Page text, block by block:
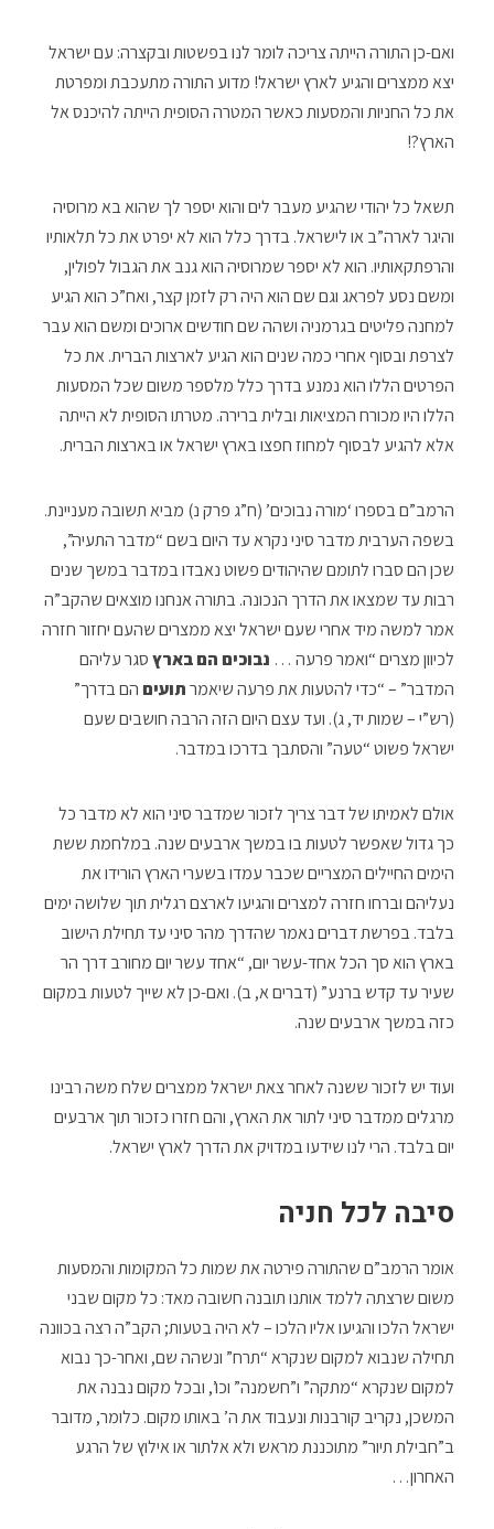
ואם-כן התורה הייתה צריכה לומר לנו בפשטות ובקצרה: עם ישראל
יצא ממצרים והגיע לארץ ישראל! מדוע התורה מתעכבת ומפרטת
את כל החניות והמסעות כאשר המטרה הסופית הייתה להיכנס אל
הארץ?!
תשאל כל יהודי שהגיע מעבר לים והוא יספר לך שהוא בא מרוסיה
והיגר לארה”ב או לישראל. בדרך כלל הוא לא יפרט את כל תלאותיו
והרפתקאותיו. הוא לא יספר שמרוסיה הוא גנב את הגבול לפולין,
ומשם נסע לפראג וגם שם הוא היה רק לזמן קצר, ואח”כ הוא הגיע
למחנה פליטים בגרמניה ושהה שם חודשים ארוכים ומשם הוא עבר
לצרפת ובסוף אחרי כמה שנים הוא הגיע לארצות הברית. את כל
הפרטים הללו הוא נמנע בדרך כלל מלספר משום שכל המסעות
הללו היו מכורח המציאות ובלית ברירה. מטרתו הסופית לא הייתה
אלא להגיע לבסוף למחוז חפצו בארץ ישראל או בארצות הברית.
הרמב”ם בספרו ‘מורה נבוכים’ (ח”ג פרק נ) מביא תשובה מעניינת.
בשפה הערבית מדבר סיני נקרא עד היום בשם “מדבר התעיה”,
שכן הם סברו לתומם שהיהודים פשוט נאבדו במדבר במשך שנים
רבות עד שמצאו את הדרך הנכונה. בתורה אנחנו מוצאים שהקב”ה
אמר למשה מיד אחרי שעם ישראל יצא ממצרים שהעם יחזור חזרה
לכיוון מצרים “ואמר פרעה … נבוכים הם בארץסגר עליהם
המדבר” – “כדי להטעות את פרעה שיאמרתועים הם בדרך”
(רש”י – שמות יד, ג). ועד עצם היום הזה הרבה חושבים שעם
ישראל פשוט “טעה” והסתבך בדרכו במדבר.
אולם לאמיתו של דבר צריך לזכור שמדבר סיני הוא לא מדבר כל
כך גדול שאפשר לטעות בו במשך ארבעים שנה. במלחמת ששת
הימים החיילים המצריים שכבר עמדו בשערי הארץ הורידו את
נעליהם וברחו חזרה למצרים והגיעו לארצם רגלית תוך שלושה ימים
בלבד. בפרשת דברים נאמר שהדרך מהר סיני עד תחילת הישוב
בארץ הוא סך הכל אחד-עשר יום, “אחד עשר יום מחורב דרך הר
שעיר עד קדש ברנע” (דברים א, ב). ואם-כן לא שייך לטעות במקום
כזה במשך ארבעים שנה.
ועוד יש לזכור ששנה לאחר צאת ישראל ממצרים שלח משה רבינו
מרגלים ממדבר סיני לתור את הארץ, והם חזרו כזכור תוך ארבעים
יום בלבד. הרי לנו שידעו במדויק את הדרך לארץ ישראל.
סיבה לכל חניה
אומר הרמב”ם שהתורה פירטה את שמות כל המקומות והמסעות
משום שרצתה ללמד אותנו תובנה חשובה מאד: כל מקום שבני
ישראל הלכו והגיעו אליו הלכו – לא היה בטעות; הקב”ה רצה בכוונה
תחילה שנבוא למקום שנקרא “תרח” ונשהה שם, ואחר-כך נבוא
למקום שנקרא “מתקה” ו”חשמנה” וכו’, ובכל מקום נבנה את
המשכן, נקריב קורבנות ונעבוד את ה’ באותו מקום. כלומר, מדובר
ב”חבילת תיור” מתוכננת מראש ולא אלתור או אילוץ של הרגע
האחרון…